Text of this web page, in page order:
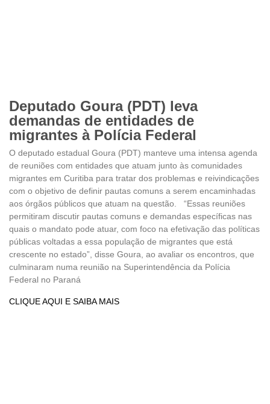
Deputado Goura (PDT) leva
demandas de entidades de
migrantes à Polícia Federal
O deputado estadual Goura (PDT) manteve uma intensa agenda
de reuniões com entidades que atuam junto às comunidades
migrantes em Curitiba para tratar dos problemas e reivindicações
com o objetivo de definir pautas comuns a serem encaminhadas
aos órgãos públicos que atuam na questão. “Essas reuniões
permitiram discutir pautas comuns e demandas específicas nas
quais o mandato pode atuar, com foco na efetivação das políticas
públicas voltadas a essa população de migrantes que está
crescente no estado”, disse Goura, ao avaliar os encontros, que
culminaram numa reunião na Superintendência da Polícia
Federal no Paraná
CLIQUE AQUI E SAIBA MAIS